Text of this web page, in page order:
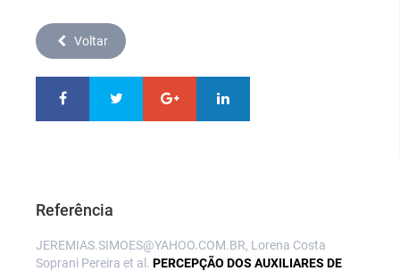
Voltar
Referência
JEREMIAS.SIMOES@YAHOO.COM.BR, Lorena Costa
Soprani Pereira et al. PERCEPÇÃO DOS AUXILIARES DE